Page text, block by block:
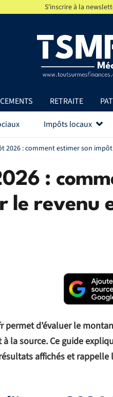
S'inscrire à la
RETRAITE
Impôts locaux
2026 : comment estimer son
:
le revenu
d’évaluer le
la source. Ce guide
affichés et rappelle